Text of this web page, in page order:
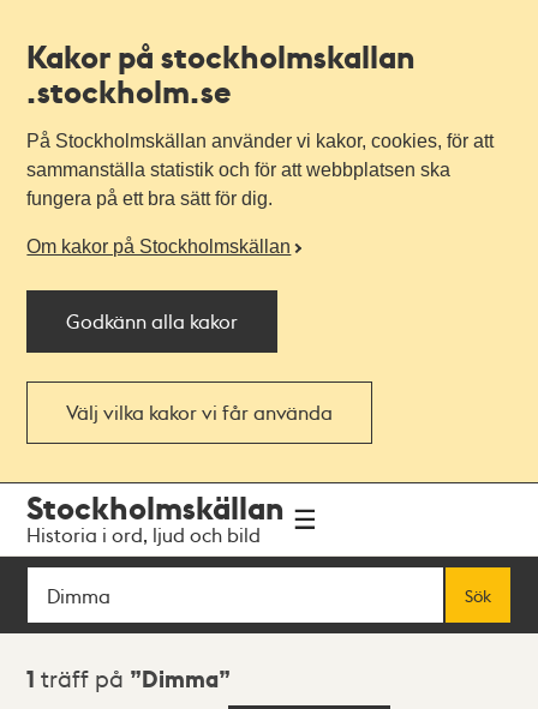
Kakor på stockholmskallan
.stockholm.se
På Stockholmskällan använder vi kakor, cookies, för att
sammanställa statistik och för att webbplatsen ska
fungera på ett bra sätt för dig.
Om kakor på Stockholmskällan
Godkänn alla kakor
Välj vilka kakor vi får använda
navigationen
huvudinnehållet
Stockholmskällan
Historia i ord, ljud och bild
Sök
Sök
Sökresultat
1 träff på Dimma